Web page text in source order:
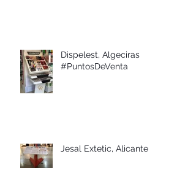
Dispelest, Algeciras
#PuntosDeVenta
Jesal Extetic, Alicante